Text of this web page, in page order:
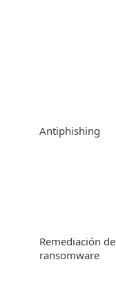
Antiphishing
Remediación de
ransomware